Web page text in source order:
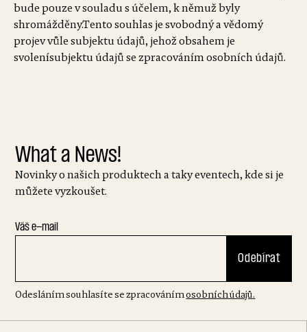
bude pouze v souladu s účelem, k němuž byly
shromážděny.Tento souhlas je svobodný a vědomý
projev vůle subjektu údajů, jehož obsahem je
svolenísubjektu údajů se zpracováním osobních údajů.
What a News!
Novinky o našich produktech a taky eventech, kde si je
můžete vyzkoušet.
Váš e-mail
Odesláním souhlasíte se zpracovánímosobních údajů.